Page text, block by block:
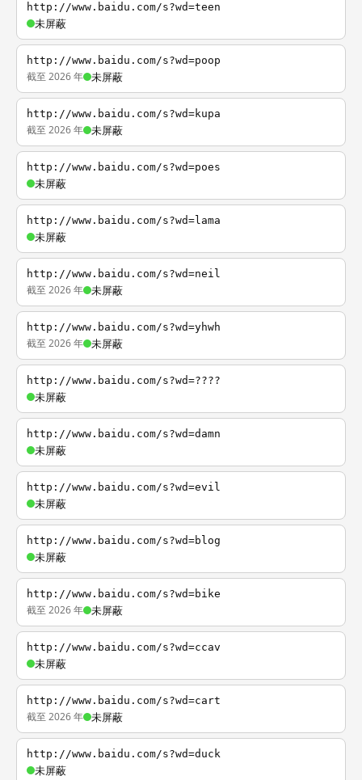
http://www.baidu.com/s?wd=teen
未屏蔽
http://www.baidu.com/s?wd=poop
截至 2026 年 未屏蔽
http://www.baidu.com/s?wd=kupa
截至 2026 年 未屏蔽
http://www.baidu.com/s?wd=poes
未屏蔽
http://www.baidu.com/s?wd=lama
未屏蔽
http://www.baidu.com/s?wd=neil
截至 2026 年 未屏蔽
http://www.baidu.com/s?wd=yhwh
截至 2026 年 未屏蔽
http://www.baidu.com/s?wd=????
未屏蔽
http://www.baidu.com/s?wd=damn
未屏蔽
http://www.baidu.com/s?wd=evil
未屏蔽
http://www.baidu.com/s?wd=blog
未屏蔽
http://www.baidu.com/s?wd=bike
截至 2026 年 未屏蔽
http://www.baidu.com/s?wd=ccav
未屏蔽
http://www.baidu.com/s?wd=cart
截至 2026 年 未屏蔽
http://www.baidu.com/s?wd=duck
未屏蔽